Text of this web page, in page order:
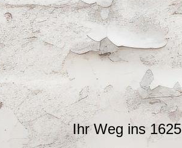
Ihr Weg ins 1625